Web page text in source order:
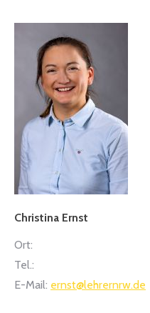
Christina Ernst
Ort:
Tel.:
E-Mail: ernst@lehrernrw.de